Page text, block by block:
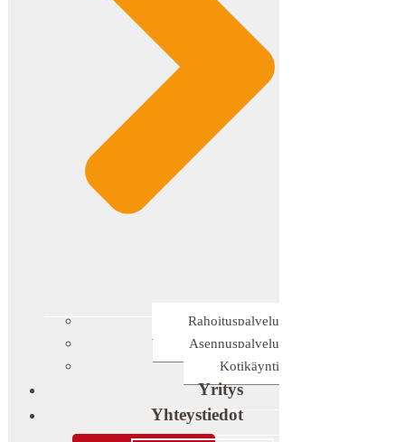
Rahoituspalvelu
Asennuspalvelu
Kotikäynti
Yritys
Yhteystiedot